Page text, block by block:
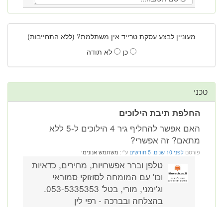
מעוניין לבצע עסקת טרייד אין משתלמת? (ללא התחייבות)
כן
לא תודה
טכני
החלפת תיבת הילוכים
האם אפשר להחליף גיר 4 הילוכים ל-5 ללא
מתאם? זה אפשרי?
פורסם לפני 10 שנים, 5 חודשים ע"י: משתמש אנונימי
טלפן וברר אפשרויות, מחירים, כדאיות
וכו' עם המומחה לסוזוקי סמוראי
וג'ימני, מורי, בטל' 053-5335353.
בהצלחה ובברכה - רפי לין